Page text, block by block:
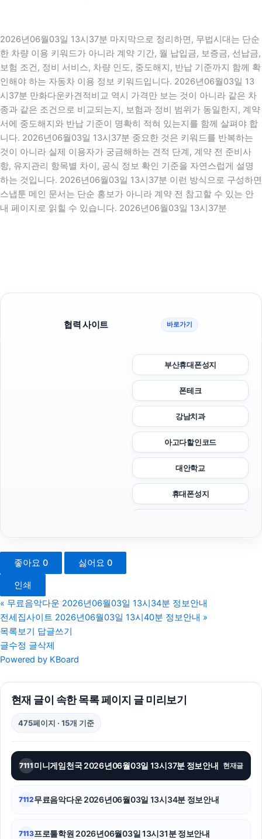
2026년06월03일 13시37분 마지막으로 정리하면, 무법시대는 단순
한 차량 이용 키워드가 아니라 계약 기간, 월 납입금, 보증금, 선납금,
보험 조건, 정비 서비스, 차량 인도, 중도해지, 반납 기준까지 함께 확
인해야 하는 자동차 이용 정보 키워드입니다. 2026년06월03일 13
시37분 만화다운카견적비교 역시 가격만 보는 것이 아니라 같은 차
종과 같은 조건으로 비교되는지, 보험과 정비 범위가 동일한지, 계약
서에 중도해지와 반납 기준이 명확히 적혀 있는지를 함께 살펴야 합
니다. 2026년06월03일 13시37분 중요한 것은 키워드를 반복하는
것이 아니라 실제 이용자가 궁금해하는 견적 단계, 계약 전 준비사
항, 유지관리 항목별 차이, 공식 정보 확인 기준을 자연스럽게 설명
하는 것입니다. 2026년06월03일 13시37분 이런 방식으로 구성하면
스냅툰 메인 문서는 단순 홍보가 아니라 계약 전 참고할 수 있는 안
내 페이지로 읽힐 수 있습니다. 2026년06월03일 13시37분
협력 사이트 바로가기
부산휴대폰성지
폰테크
강남치과
아고다할인코드
대안학교
휴대폰성지
강동구하수구막힘
광교피부과
이혼전문변호사
폰테크
이혼전문변호사
좋아요 0 싫어요 0
인쇄
« 무료음악다운 2026년06월03일 13시34분 정보안내
전세집사이트 2026년06월03일 13시40분 정보안내 »
목록보기 답글쓰기
글수정 글삭제
Powered by KBoard
현재 글이 속한 목록 페이지 글 미리보기
475페이지 · 15개 기준
7111 미니게임천국 2026년06월03일 13시37분 정보안내 현재글
7112무료음악다운 2026년06월03일 13시34분 정보안내
7113프로툴학원 2026년06월03일 13시31분 정보안내